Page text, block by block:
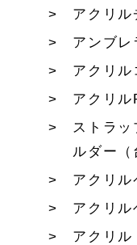
アクリル
アンブ
アクリル
アクリル
ストラッ
ルダー（
アクリル
アクリル
アクリル